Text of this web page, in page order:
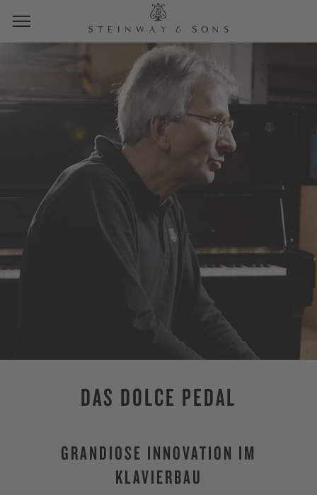
DAS DOLCE PEDAL
GRANDIOSE INNOVATION IM
KLAVIERBAU